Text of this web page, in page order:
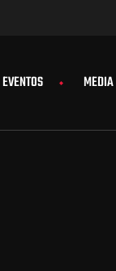
EVENTOS MEDIA